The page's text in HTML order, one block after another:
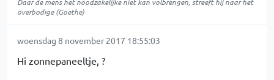
overbodige (Goethe)
woensdag 8 november 2017 18:55:03
Hi zonnepaneeltje, ?